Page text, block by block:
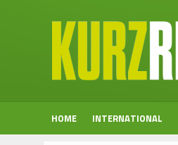
HOME INTERNATIONAL